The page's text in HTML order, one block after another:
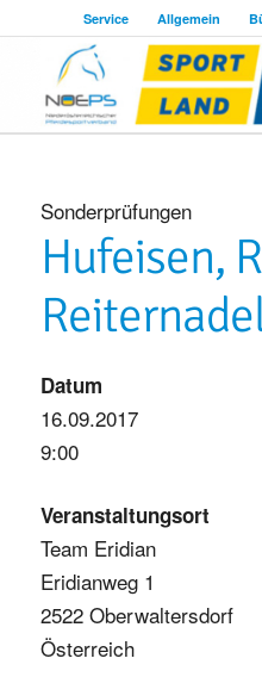
Service Allgemein
Sonderprüfungen
Hufeisen,
Datum
16.09.2017
9:00
Veranstaltungsort
Team Eridian
Eridianweg 1
2522 Oberwaltersdorf
Österreich